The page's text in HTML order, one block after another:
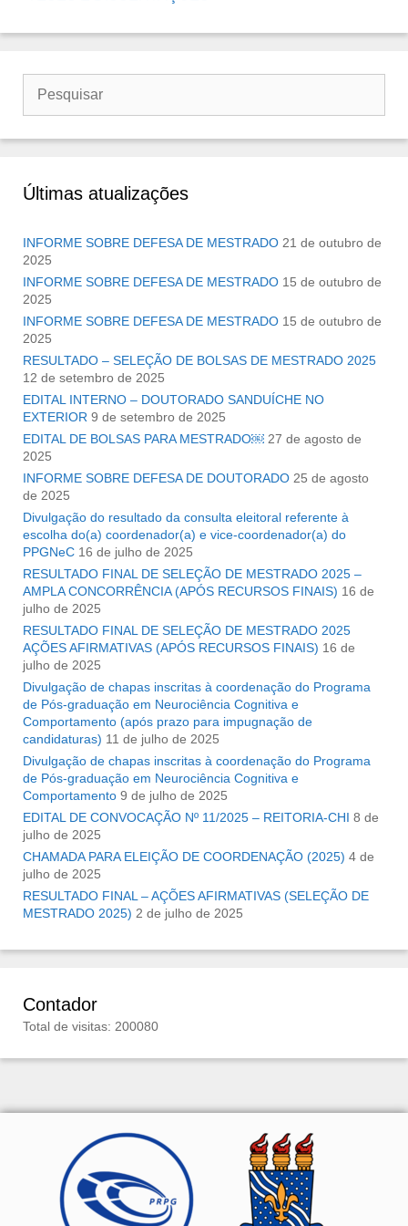
por:
Últimas atualizações
INFORME SOBRE DEFESA DE MESTRADO 21 de outubro de
2025
INFORME SOBRE DEFESA DE MESTRADO 15 de outubro de
2025
INFORME SOBRE DEFESA DE MESTRADO 15 de outubro de
2025
RESULTADO – SELEÇÃO DE BOLSAS DE MESTRADO 2025
12 de setembro de 2025
EDITAL INTERNO – DOUTORADO SANDUÍCHE NO
EXTERIOR 9 de setembro de 2025
EDITAL DE BOLSAS PARA MESTRADO￼ 27 de agosto de
2025
INFORME SOBRE DEFESA DE DOUTORADO 25 de agosto
de 2025
Divulgação do resultado da consulta eleitoral referente à
escolha do(a) coordenador(a) e vice-coordenador(a) do
PPGNeC 16 de julho de 2025
RESULTADO FINAL DE SELEÇÃO DE MESTRADO 2025 –
AMPLA CONCORRÊNCIA (APÓS RECURSOS FINAIS) 16 de
julho de 2025
RESULTADO FINAL DE SELEÇÃO DE MESTRADO 2025 
AÇÕES AFIRMATIVAS (APÓS RECURSOS FINAIS) 16 de
julho de 2025
Divulgação de chapas inscritas à coordenação do Programa
de Pós-graduação em Neurociência Cognitiva e
Comportamento (após prazo para impugnação de
candidaturas) 11 de julho de 2025
Divulgação de chapas inscritas à coordenação do Programa
de Pós-graduação em Neurociência Cognitiva e
Comportamento 9 de julho de 2025
EDITAL DE CONVOCAÇÃO Nº 11/2025 – REITORIA-CHI 8 de
julho de 2025
CHAMADA PARA ELEIÇÃO DE COORDENAÇÃO (2025) 4 de
julho de 2025
RESULTADO FINAL – AÇÕES AFIRMATIVAS (SELEÇÃO DE
MESTRADO 2025) 2 de julho de 2025
Contador
Total de visitas: 200080